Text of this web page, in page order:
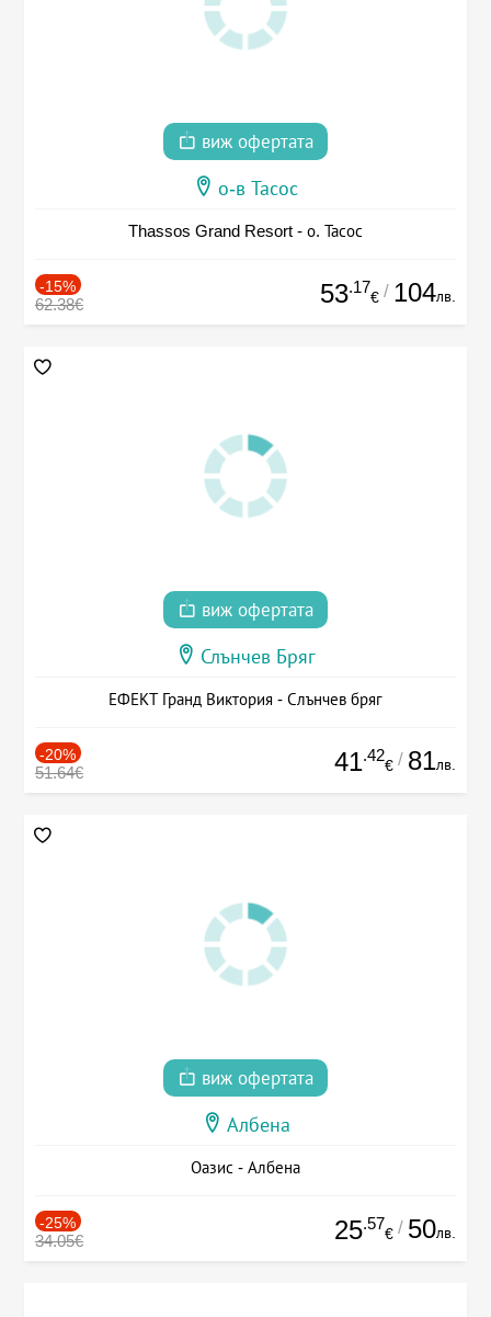
виж офертата
о-в Тасос
Thassos Grand Resort - о. Тасос
-15%
62.38€ 53.17
€ / 104лв.
виж офертата
Слънчев Бряг
ЕФЕКТ Гранд Виктория - Слънчев бряг
-20%
51.64€ 41.42
€ / 81лв.
виж офертата
Албена
Оазис - Албена
-25%
34.05€ 25.57
€ / 50лв.